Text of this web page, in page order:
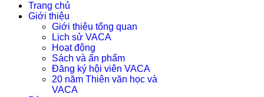
Trang chủ
Giới thiệu
Giới thiệu tổng quan
Lịch sử VACA
Hoạt động
Sách và ấn phẩm
Đăng ký hội viên VACA
20 năm Thiên văn học và
VACA